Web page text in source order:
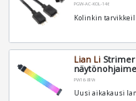
PGW-AC-KOL-146
Kolinkin
Lian Li Strimer
PW16-81W
Uusi aikakausi